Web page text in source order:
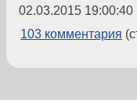
02.03.2015 19:00:40
103 комментария